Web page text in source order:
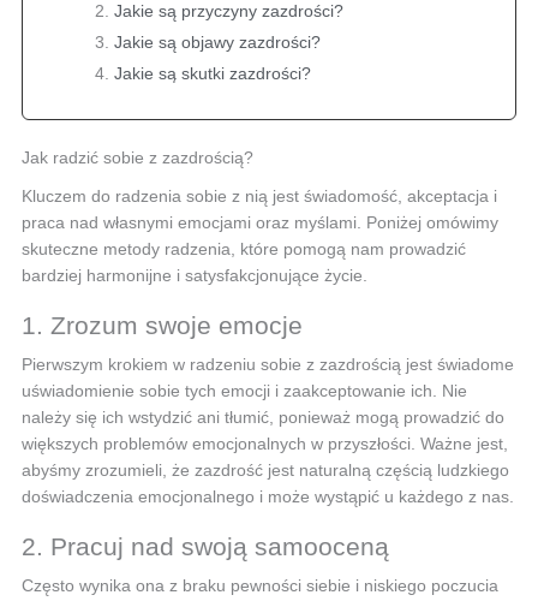
Jakie są przyczyny zazdrości?
Jakie są objawy zazdrości?
Jakie są skutki zazdrości?
Jak radzić sobie z zazdrością?
Kluczem do radzenia sobie z nią jest świadomość, akceptacja i
praca nad własnymi emocjami oraz myślami. Poniżej omówimy
skuteczne metody radzenia, które pomogą nam prowadzić
bardziej harmonijne i satysfakcjonujące życie.
1. Zrozum swoje emocje
Pierwszym krokiem w radzeniu sobie z zazdrością jest świadome
uświadomienie sobie tych emocji i zaakceptowanie ich. Nie
należy się ich wstydzić ani tłumić, ponieważ mogą prowadzić do
większych problemów emocjonalnych w przyszłości. Ważne jest,
abyśmy zrozumieli, że zazdrość jest naturalną częścią ludzkiego
doświadczenia emocjonalnego i może wystąpić u każdego z nas.
2. Pracuj nad swoją samooceną
Często wynika ona z braku pewności siebie i niskiego poczucia